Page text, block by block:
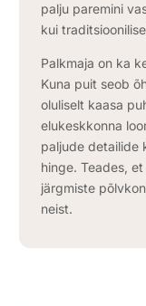
palju paremini
kui
Palkmaja on ka
Kuna puit seob
oluliselt kaasa
elukeskkonna
paljude detailide
hinge. Teades,
järgmiste
neist.